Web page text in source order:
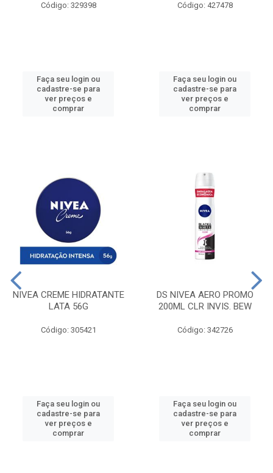
Código: 329398
Faça seu login ou
cadastre-se para
ver preços e
comprar
Código: 427478
Faça seu login ou
cadastre-se para
ver preços e
comprar
NIVEA CREME HIDRATANTE
LATA 56G
Código: 305421
Faça seu login ou
cadastre-se para
ver preços e
comprar
DS NIVEA AERO PROMO
200ML CLR INVIS. BEW
Código: 342726
Faça seu login ou
cadastre-se para
ver preços e
comprar